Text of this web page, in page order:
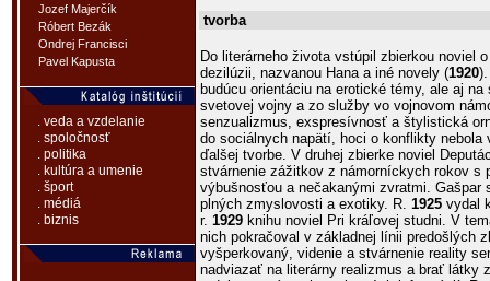
Jozef Majerčík
Róbert Bezák
Ondrej Francisci
Pavel Kapusta
. veda a vzdelanie
. spoločnosť
. politika
. kultúra a umenie
. šport
. médiá
. biznis
tvorba
Do literárneho života vstúpil zbierkou noviel
dezilúzii, nazvanou Hana a iné novely (1920
budúcu orientáciu na erotické témy, ale aj
svetovej vojny a zo služby vo vojnovom
senzualizmus, exspresívnosť a štylistická
do sociálnych napätí, hoci o konflikty nebola
ďalšej tvorbe. V druhej zbierke noviel
stvárnenie zážitkov z námorníckych rokov s
výbušnosťou a nečakanými zvratmi. Gašpar
plných zmyslovosti a exotiky. R. 1925 vydal
r. 1929 knihu noviel Pri kráľovej studni. V
nich pokračoval v základnej línii predošlých
vyšperkovaný, videnie a stvárnenie reality
nadviazať na literárny realizmus a brať látky